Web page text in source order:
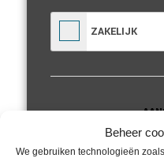
Beheer
We gebruiken technologieën
ZAKELIJK